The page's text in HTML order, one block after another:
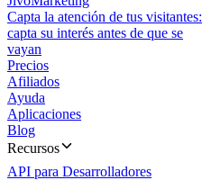
Capta la atención de tus visitantes:
capta su interés antes de que se
vayan
Precios
Afiliados
Ayuda
Aplicaciones
Blog
Recursos
API para Desarrolladores